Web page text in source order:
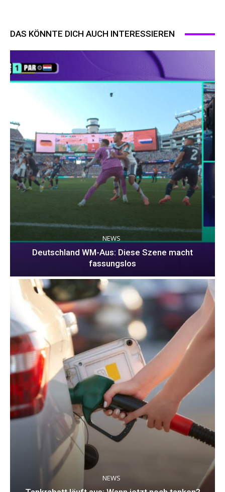
DAS KÖNNTE DICH AUCH INTERESSIEREN
NEWS
Deutschland WM-Aus: Diese Szene macht
fassungslos
NEWS